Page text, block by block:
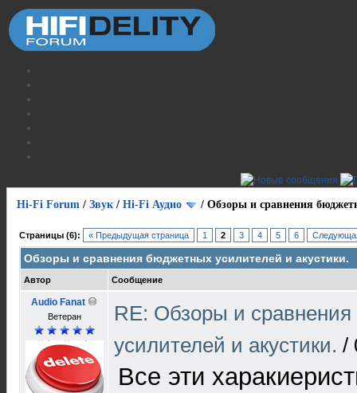
Hi-Fi Forum / Звук / Hi-Fi Аудио / Обзоры и сравнения
Страницы (6): « Предыдущая страница 1 2 3 4 5 6
Обзоры и сравнения бюджетных усилителей и акустики.
Автор Сообщение
Audio Fanat
Ветеран
RE: Обзоры и
усилителей и акустики. /
Все эти